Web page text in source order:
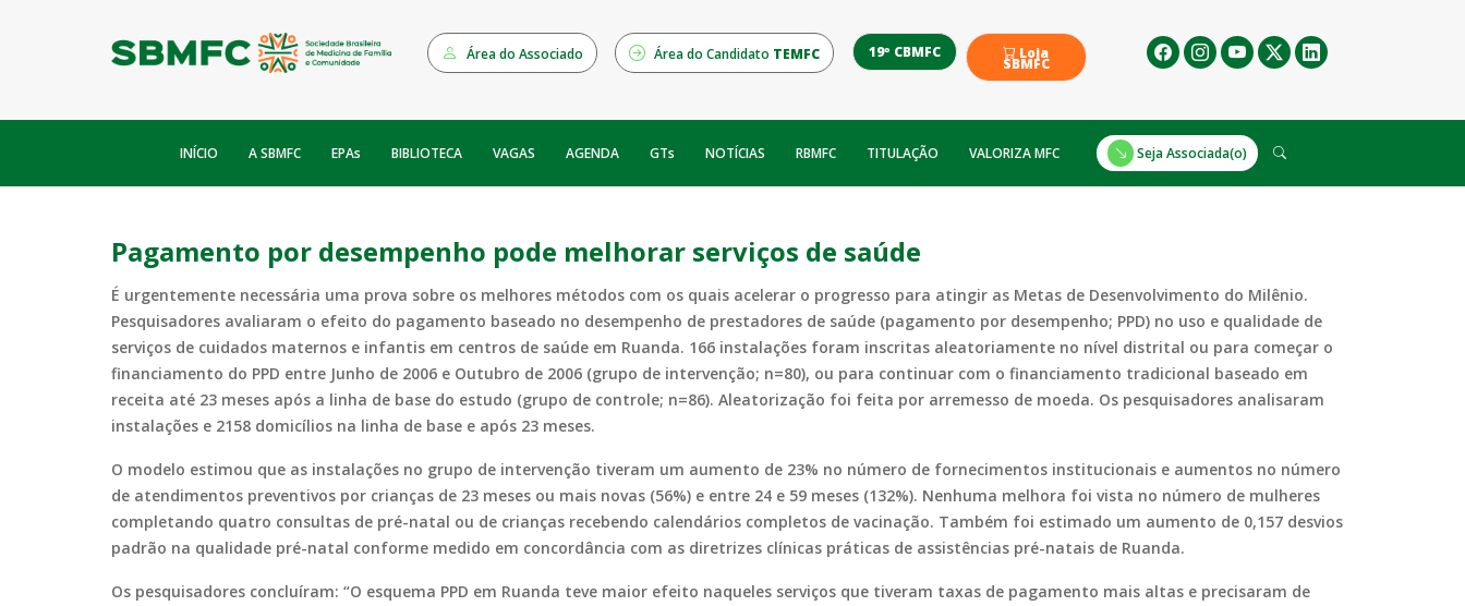
Área do Associado Área do Candidato TEMFC 19º CBMFC Loja
SBMFC
INÍCIO A SBMFC EPAs BIBLIOTECA VAGAS AGENDA GTs NOTÍCIAS RBMFC TITULAÇÃO VALORIZA MFC Seja Associada(o)
Pagamento por desempenho pode melhorar serviços de saúde
É urgentemente necessária uma prova sobre os melhores métodos com os quais acelerar o progresso para atingir as Metas de Desenvolvimento do Milênio.
Pesquisadores avaliaram o efeito do pagamento baseado no desempenho de prestadores de saúde (pagamento por desempenho; PPD) no uso e qualidade de
serviços de cuidados maternos e infantis em centros de saúde em Ruanda. 166 instalações foram inscritas aleatoriamente no nível distrital ou para começar o
financiamento do PPD entre Junho de 2006 e Outubro de 2006 (grupo de intervenção; n=80), ou para continuar com o financiamento tradicional baseado em
receita até 23 meses após a linha de base do estudo (grupo de controle; n=86). Aleatorização foi feita por arremesso de moeda. Os pesquisadores analisaram
instalações e 2158 domicílios na linha de base e após 23 meses.
O modelo estimou que as instalações no grupo de intervenção tiveram um aumento de 23% no número de fornecimentos institucionais e aumentos no número
de atendimentos preventivos por crianças de 23 meses ou mais novas (56%) e entre 24 e 59 meses (132%). Nenhuma melhora foi vista no número de mulheres
completando quatro consultas de pré-natal ou de crianças recebendo calendários completos de vacinação. Também foi estimado um aumento de 0,157 desvios
padrão na qualidade pré-natal conforme medido em concordância com as diretrizes clínicas práticas de assistências pré-natais de Ruanda.
Os pesquisadores concluíram: “O esquema PPD em Ruanda teve maior efeito naqueles serviços que tiveram taxas de pagamento mais altas e precisaram de